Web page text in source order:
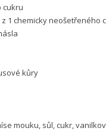
cukru
1 che­micky neoše­třeného
kůry
mouku, sůl, cukr,